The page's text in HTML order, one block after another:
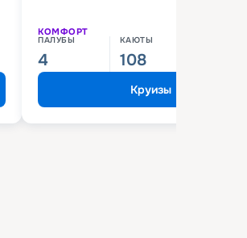
КОМФОРТ
ПАЛУБЫ
4
КАЮТЫ
108
Круизы